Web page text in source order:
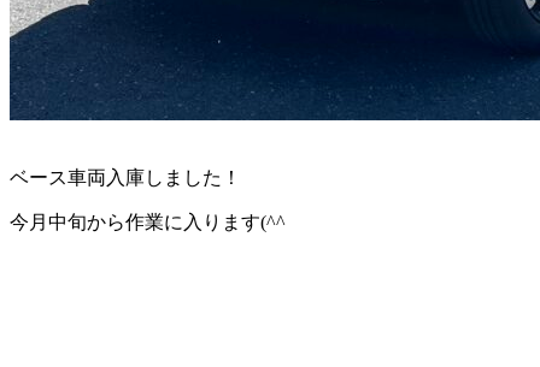
ベース車両入庫しました！
今月中旬から作業に入ります(^^ゞ